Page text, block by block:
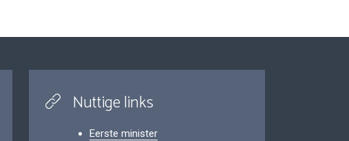
Nuttige links
Eerste minister